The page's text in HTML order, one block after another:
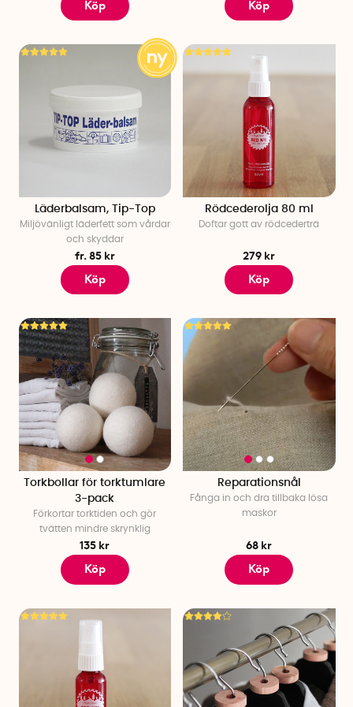
Köp Köp
Läderbalsam, Tip-Top
Miljövänligt läderfett som vårdar
och skyddar
fr. 85 kr
Köp
Rödcederolja 80 ml
Doftar gott av rödcederträ
279 kr
Köp
Torkbollar för torktumlare
3-pack
Förkortar torktiden och gör
tvätten mindre skrynklig
135 kr
Köp
Reparationsnål
Fånga in och dra tillbaka lösa
maskor
68 kr
Köp